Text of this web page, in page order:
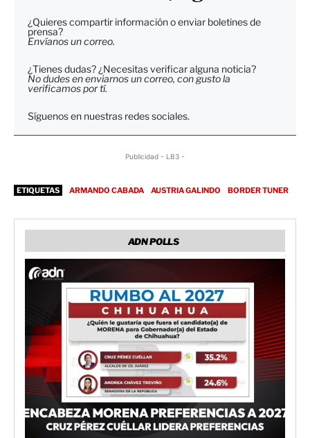
¿Quieres compartir información o enviar boletines de
prensa?
Envíanos un correo.
¿Tienes dudas? ¿Necesitas verificar alguna noticia?
No dudes en enviarnos un correo, con gusto la
verificamos por tí.
Síguenos en nuestras redes sociales.
Publicidad - LB3 -
ETIQUETAS ARMANDO CABADA AUSTRIA GALINDO BORDER TUNER
ADN POLLS